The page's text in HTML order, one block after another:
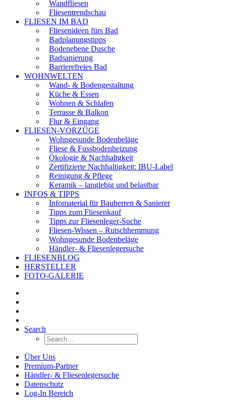
Wandfliesen
Fliesentrendschau
FLIESEN IM BAD
Fliesenideen fürs Bad
Badplanungstipps
Bodenebene Dusche
Badsanierung
Barrierefreies Bad
WOHNWELTEN
Wand- & Bodengestaltung
Küche & Essen
Wohnen & Schlafen
Terrasse & Balkon
Flur & Eingang
FLIESEN-VORZÜGE
Wohngesunde Bodenbeläge
Fliese & Fussbodenheizung
Ökologie & Nachhaltgkeit
Zertifizierte Nachhaltigkeit: IBU-Label
Reinigung & Pflege
Keramik – langlebig und belastbar
INFOS & TIPPS
Infomaterial für Bauherren & Sanierer
Tipps zum Fliesenkauf
Tipps zur Fliesenleger-Suche
Fliesen-Wissen – Rutschhemmung
Wohngesunde Bodenbeläge
Händler- & Fliesenlegersuche
FLIESENBLOG
HERSTELLER
FOTO-GALERIE
Search
Über Uns
Premium-Partner
Händler- & Fliesenlegersuche
Datenschutz
Log-In Bereich